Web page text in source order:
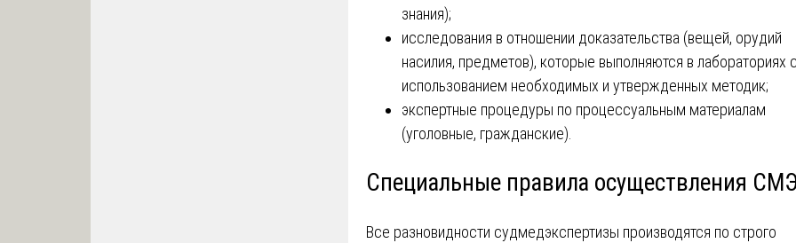
знания);
исследования в отношении доказательства (вещей, орудий
насилия, предметов), которые выполняются в лабораториях
использованием необходимых и утвержденных методик;
экспертные процедуры по процессуальным материалам
(уголовные, гражданские).
Специальные правила осуществления
Все разновидности судмедэкспертизы производятся по строго